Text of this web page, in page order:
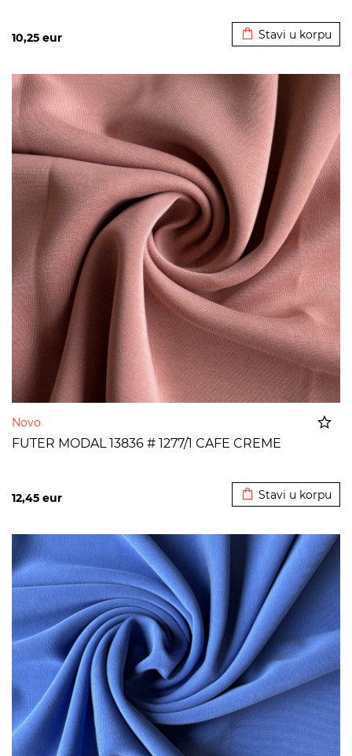
10,25 eur Stavi u korpu
Novo
FUTER MODAL 13836 # 1277/1 CAFE CREME
12,45 eur Stavi u korpu